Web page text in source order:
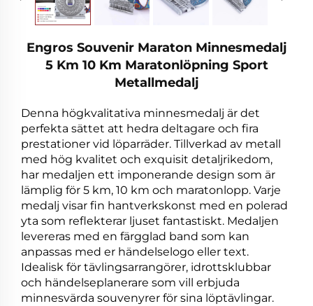
Engros Souvenir Maraton Minnesmedalj
5 Km 10 Km Maratonlöpning Sport
Metallmedalj
Denna högkvalitativa minnesmedalj är det
perfekta sättet att hedra deltagare och fira
prestationer vid löparräder. Tillverkad av metall
med hög kvalitet och exquisit detaljrikedom,
har medaljen ett imponerande design som är
lämplig för 5 km, 10 km och maratonlopp. Varje
medalj visar fin hantverkskonst med en polerad
yta som reflekterar ljuset fantastiskt. Medaljen
levereras med en färgglad band som kan
anpassas med er händelselogo eller text.
Idealisk för tävlingsarrangörer, idrottsklubbar
och händelseplanerare som vill erbjuda
minnesvärda souvenyrer för sina löptävlingar.